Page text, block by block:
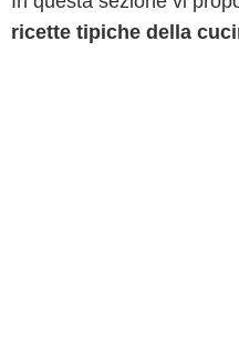
ricette tipiche della